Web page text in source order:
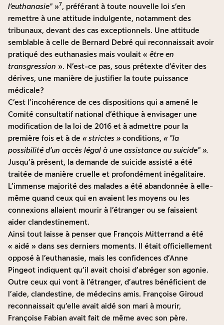
l’euthanasie
»7, préférant à toute nouvelle loi s’en
remettre à une attitude indulgente, notamment des
tribunaux, devant des cas exceptionnels. Une attitude
semblable à celle de Bernard Debré qui reconnaissait avoir
pratiqué des euthanasies mais voulait « être en
transgression ». N’est-ce pas, sous prétexte d’éviter des
dérives, une manière de justifier la toute puissance
médicale ?
C’est l’incohérence de ces dispositions qui a amené le
Comité consultatif national d’éthique à envisager une
modification de la loi de 2016 et à admettre pour la
première fois et à de « strictes » conditions, « la
possibilité d’un accès légal à une assistance au suicide ».
Jusqu’à présent, la demande de suicide assisté a été
traitée de manière cruelle et profondément inégalitaire.
L’immense majorité des malades a été abandonnée à elle-
même quand ceux qui en avaient les moyens ou les
connexions allaient mourir à l’étranger ou se faisaient
aider clandestinement.
Ainsi tout laisse à penser que François Mitterrand a été
« aidé » dans ses derniers moments. Il était officiellement
opposé à l’euthanasie, mais les confidences d’Anne
Pingeot indiquent qu’il avait choisi d’abréger son agonie.
Outre ceux qui vont à l’étranger, d’autres bénéficient de
l’aide, clandestine, de médecins amis. Françoise Giroud
reconnaissait qu’elle avait aidé son mari à mourir,
Françoise Fabian avait fait de même avec son père.